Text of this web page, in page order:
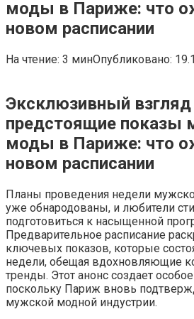
моды в Париже: что
новом расписании
На чтение: 3 минОпубликовано:
Эксклюзивный взгляд
предстоящие показы
моды в Париже: что
новом расписании
Планы проведения недели
уже обнародованы, и любители
подготовиться к насыщенной
Предварительное расписание
ключевых показов, которые
недели, обещая вдохновляющие
тренды. Этот анонс создает
поскольку Париж вновь
мужской модной индустрии.